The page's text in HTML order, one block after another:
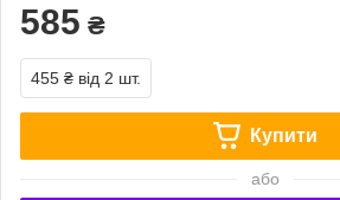
585 ₴
455 ₴ від 2 шт.
Купити
або